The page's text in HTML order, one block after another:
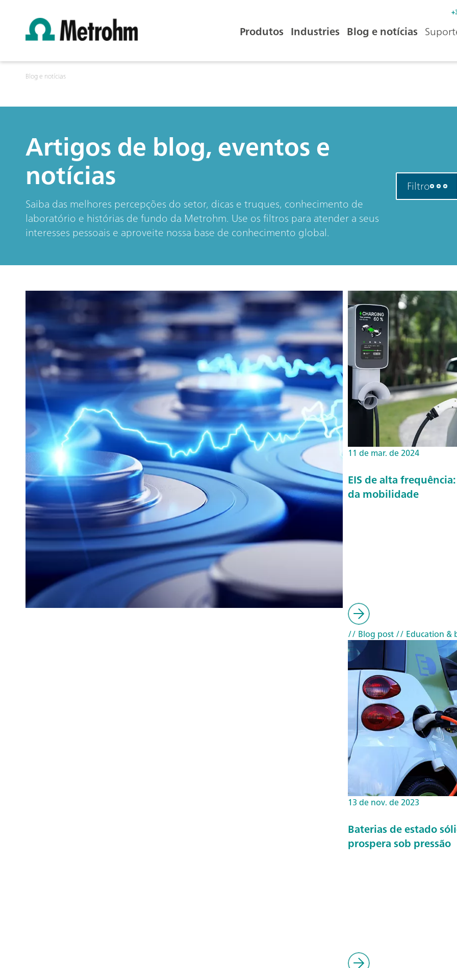
Produtos Industries Blog e notícias
Blog e notícias
Artigos de blog, eventos e
notícias
Saiba das melhores percepções do setor, dicas e truques, conhecimento de
laboratório e histórias de fundo da Metrohm. Use os filtros para atender a seus
interesses pessoais e aproveite nossa base de conhecimento global.
Filtro
11 de mar. de 2024
EIS de alta
da mobilidade
// Blog post// Education &
13 de nov. de 2023
Baterias de estado
prospera sob pressão